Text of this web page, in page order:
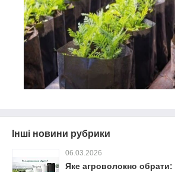
Інші новини рубрики
06.03.2026
Яке агроволокно обрати: